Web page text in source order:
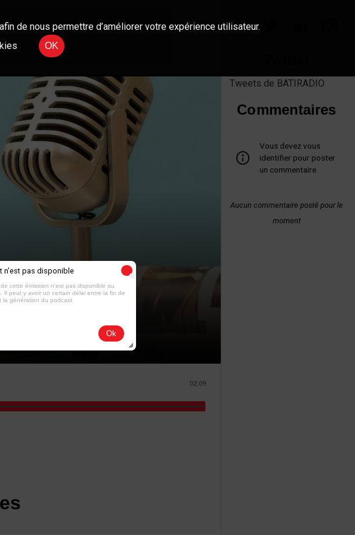
02:09
Tweets de BATIRADIO
Commentaires
Vous devez vous
identifier pour poster
un commentaire
Aucun commentaire posté pour le
moment
de nous permettre d’améliorer votre expérience utilisateur.
OK
n'est pas disponible
cette émission n'est pas disponible ou
Il peut y avoir un certain délai entre la fin de
la génération du podcast.
Ok